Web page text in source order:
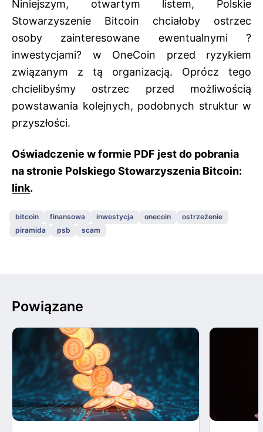
Niniejszym, otwartym listem, Polskie
Stowarzyszenie Bitcoin chciałoby ostrzec
osoby zainteresowane ewentualnymi ?
inwestycjami? w OneCoin przed ryzykiem
związanym z tą organizacją. Oprócz tego
chcielibyśmy ostrzec przed możliwością
powstawania kolejnych, podobnych struktur w
przyszłości.
Oświadczenie w formie PDF jest do pobrania
na stronie Polskiego Stowarzyszenia Bitcoin:
link.
bitcoin finansowa inwestycja onecoin
ostrzeżenie
piramida
psb scam
Powiązane